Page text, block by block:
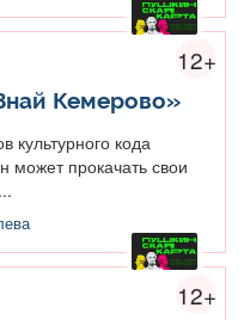
12+
Кемерово»
культурного кода
может прокачать свои
12+